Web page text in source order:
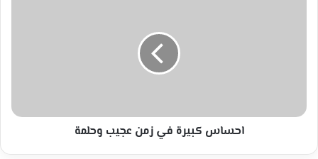
احساس كبيرة في زمن عجيب وحلمة